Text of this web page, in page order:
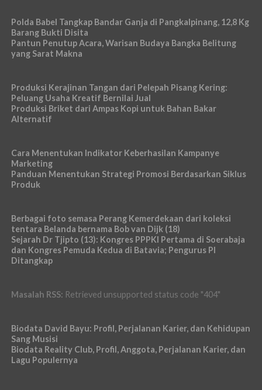
Polda Babel Tangkap Bandar Ganja di Pangkalpinang, 12,8 Kg
Barang Bukti Disita
Pantun Penutup Acara, Warisan Budaya Bangka Belitung
yang Sarat Makna
Produksi Kerajinan Tangan dari Pelepah Pisang Kering:
Peluang Usaha Kreatif Bernilai Jual
Produksi Briket dari Ampas Kopi untuk Bahan Bakar
Alternatif
Cara Menentukan Indikator Keberhasilan Kampanye
Marketing
Panduan Menentukan Strategi Promosi Berdasarkan Siklus
Produk
Berbagai foto semasa Perang Kemerdekaan dari koleksi
tentara Belanda bernama Bob van Dijk (18)
Sejarah Dr Tjipto (13): Kongres PPPKI Pertama di Soerabaja
dan Kongres Pemuda Kedua di Batavia; Pengurus PI
Ditangkap
Masalah RSS: Retrieved unsupported status code "404"
Biodata David Bayu: Profil, Perjalanan Karier, dan Kehidupan
Sang Musisi
Biodata Reality Club, Profil, Anggota, Perjalanan Karier, dan
Lagu Populernya